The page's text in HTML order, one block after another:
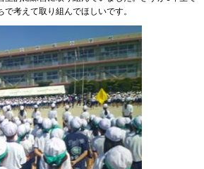
考えて取り組んでほしいです。